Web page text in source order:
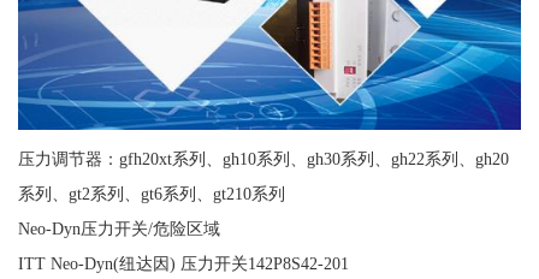
压力调节器：gfh20xt系列、gh10系列、gh30系列、gh22系列、gh20
系列、gt2系列、gt6系列、gt210系列
Neo-Dyn压力开关/危险区域
ITT Neo-Dyn(纽达因) 压力开关142P8S42-201